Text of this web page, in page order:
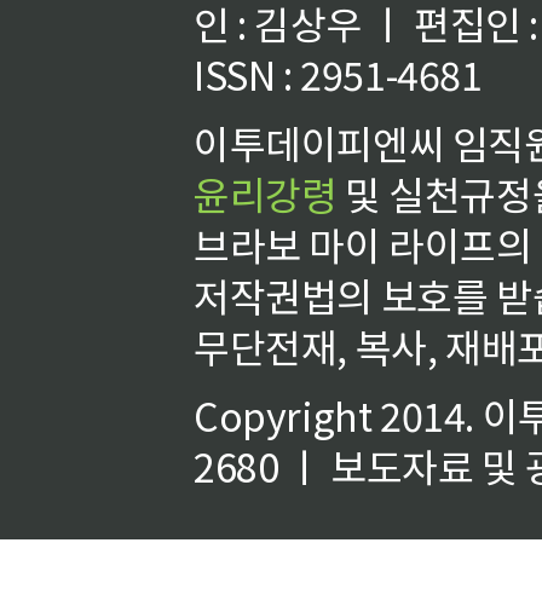
인 : 김상우 ㅣ 편집인
ISSN : 2951-4681
이투데이피엔씨 임
윤리강령 및 실천규
브라보 마이 라이프
저작권법의 보호를
무단전재, 복사, 재배
Copyright 2014. 이
2680 ㅣ 보도자료